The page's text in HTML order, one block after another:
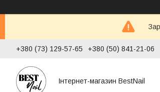
+380 (73) 129-57-65 +380 (50) 841-21-06
Інтернет-магазин BestNail